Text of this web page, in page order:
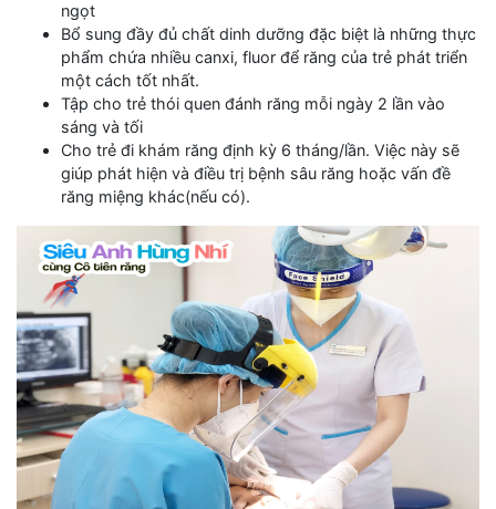
ngọt
Bổ sung đầy đủ chất dinh dưỡng đặc biệt là những thực
phẩm chứa nhiều canxi, fluor để răng của trẻ phát triển
một cách tốt nhất.
Tập cho trẻ thói quen đánh răng mỗi ngày 2 lần vào
sáng và tối
Cho trẻ đi khám răng định kỳ 6 tháng/lần. Việc này sẽ
giúp phát hiện và điều trị bệnh sâu răng hoặc vấn đề
răng miệng khác(nếu có).